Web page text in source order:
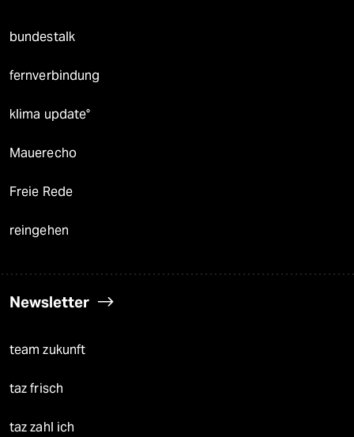
bundestalk
fernverbindung
klima update°
Mauerecho
Freie Rede
reingehen
Newsletter
team zukunft
taz frisch
taz zahl ich